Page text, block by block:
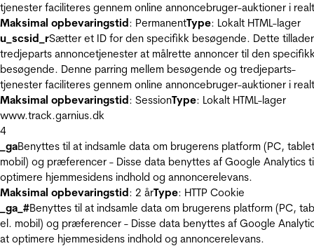
tjenester faciliteres gennem online annoncebruger-auktioner i
Maksimal opbevaringstid: PermanentType: Lokalt HTML-lager
u_scsid_rSætter et ID for den specifikk besøgende. Dette tillader
tredjeparts annoncetjenester at målrette annoncer til den
besøgende. Denne parring mellem besøgende og tredjeparts-
tjenester faciliteres gennem online annoncebruger-auktioner i
Maksimal opbevaringstid: SessionType: Lokalt HTML-lager
www.track.garnius.dk
4
_gaBenyttes til at indsamle data om brugerens platform (PC,
mobil) og præferencer - Disse data benyttes af Google Analytics
optimere hjemmesidens indhold og annoncerelevans.
Maksimal opbevaringstid: 2 årType: HTTP Cookie
_ga_#Benyttes til at indsamle data om brugerens platform (PC,
el. mobil) og præferencer - Disse data benyttes af Google
at optimere hjemmesidens indhold og annoncerelevans.